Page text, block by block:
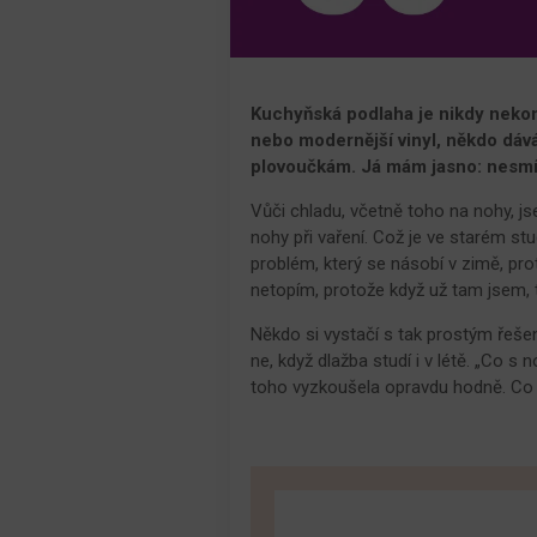
Kuchyňská podlaha je nikdy
nebo modernější vinyl, někdo
plovoučkám. Já mám jasno:
Vůči chladu, včetně toho na nohy,
nohy při vaření. Což je ve starém
problém, který se násobí v zimě,
netopím, protože když už tam
Někdo si vystačí s tak prostým
ne, když dlažba studí i v létě. „Co s
toho vyzkoušela opravdu hodně.